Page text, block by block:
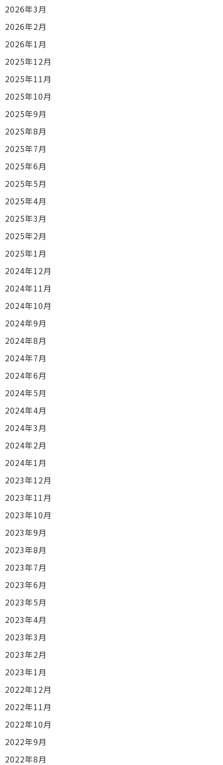
2026年3月
2026年2月
2026年1月
2025年12月
2025年11月
2025年10月
2025年9月
2025年8月
2025年7月
2025年6月
2025年5月
2025年4月
2025年3月
2025年2月
2025年1月
2024年12月
2024年11月
2024年10月
2024年9月
2024年8月
2024年7月
2024年6月
2024年5月
2024年4月
2024年3月
2024年2月
2024年1月
2023年12月
2023年11月
2023年10月
2023年9月
2023年8月
2023年7月
2023年6月
2023年5月
2023年4月
2023年3月
2023年2月
2023年1月
2022年12月
2022年11月
2022年10月
2022年9月
2022年8月